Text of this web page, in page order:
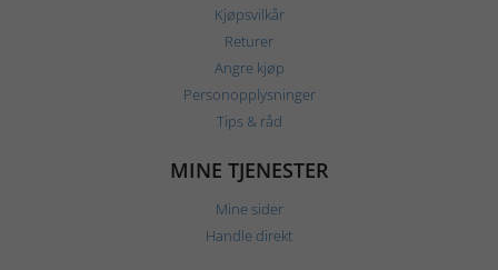
Kjøpsvilkår
Returer
Angre kjøp
Personopplysninger
Tips & råd
MINE TJENESTER
Mine sider
Handle direkt